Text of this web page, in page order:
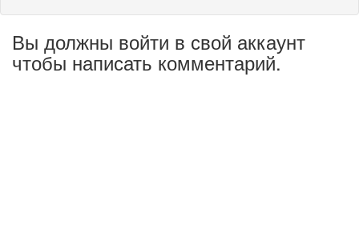
Вы должны войти в свой аккаунт
чтобы написать комментарий.